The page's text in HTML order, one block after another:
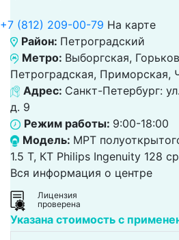
+7 (812) 209-00-79 На карте
Район: Петроградский
Метро: Выборгская,
Петроградская, Приморская,
Адрес: Санкт-Петербург:
д. 9
Режим работы: 9:00-18:00
Модель: МРТ
1.5 Т, КТ Philips Ingenuity 128
Вся информация о центре
Лицензия
проверена
Указана стоимость с